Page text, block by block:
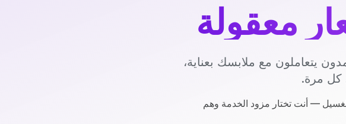
معقولة
يتعاملون مع ملابسك بعناية،
كل مرة.
— أنت تختار مزود الخدمة وهم